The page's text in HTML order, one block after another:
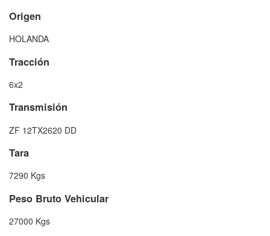
Origen
HOLANDA
Tracción
6x2
Transmisión
ZF 12TX2620 DD
Tara
7290 Kgs
Peso Bruto Vehicular
27000 Kgs